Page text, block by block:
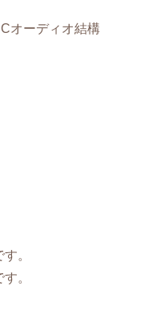
オーディオ結構
。
。